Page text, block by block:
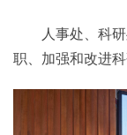
人事处、科
职、加强和改进